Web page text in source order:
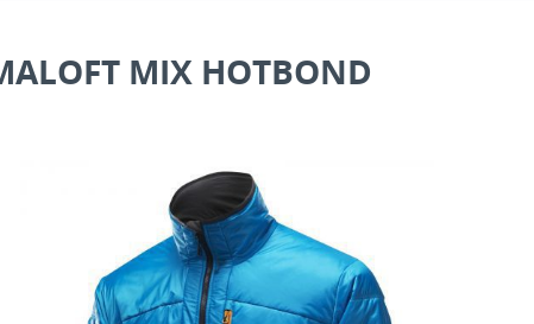
MIX HOTBOND